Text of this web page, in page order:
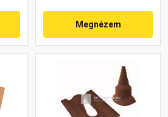
Megnézem